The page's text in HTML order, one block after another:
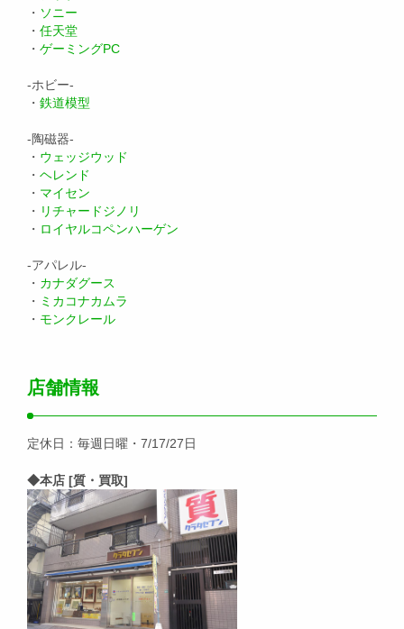
・ ソニー
・ 任天堂
・ ゲーミングPC
-ホビー-
・ 鉄道模型
-陶磁器-
・ ウェッジウッド
・ ヘレンド
・ マイセン
・ リチャードジノリ
・ ロイヤルコペンハーゲン
-アパレル-
・ カナダグース
・ ミカコナカムラ
・ モンクレール
店舗情報
定休日：毎週日曜・7/17/27日
◆本店 [質・買取]